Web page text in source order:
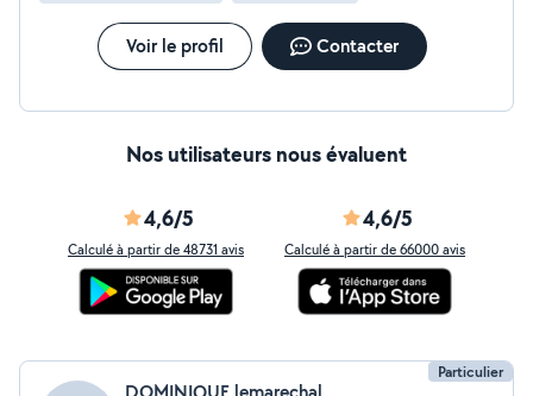
Voir le profil Contacter
Nos utilisateurs nous évaluent
4,6/5
Calculé à partir de 48731 avis
4,6/5
Calculé à partir de 66000 avis
Particulier